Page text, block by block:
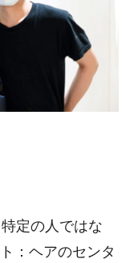
定の人ではな
：ヘアのセンタ